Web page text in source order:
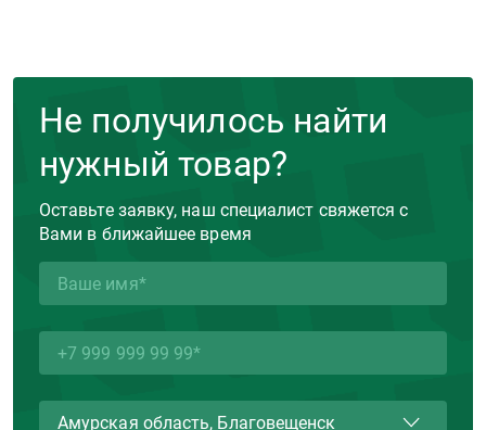
Не получилось найти
нужный товар?
Оставьте заявку, наш специалист свяжется с
Вами в ближайшее время